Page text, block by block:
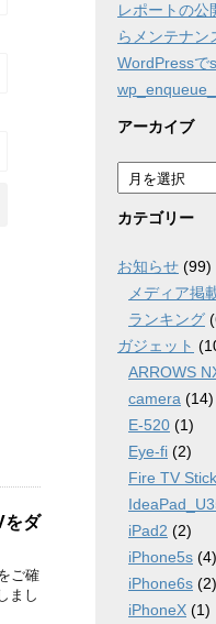
をダ
ご確
まし
レポートの
らメンテナン
WordPressで
アーカイブ
ア
ー
カ
ブ
カテゴリー
お知らせ (99)
メディア掲
ランキング
ガジェット
ARROWS
camera (14)
E-520 (1)
Eye-fi (2)
Fire TV Stick
iPad2 (2)
iPhone5s (4)
iPhone6s (2)
iPhoneX (1)